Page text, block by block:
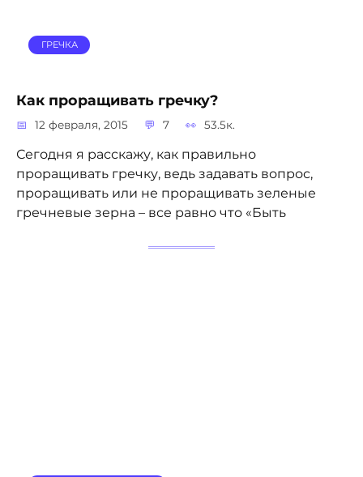
ГРЕЧКА
Как проращивать гречку?
12 февраля, 2015 7 53.5к.
Сегодня я расскажу, как правильно
проращивать гречку, ведь задавать вопрос,
проращивать или не проращивать зеленые
гречневые зерна – все равно что «Быть